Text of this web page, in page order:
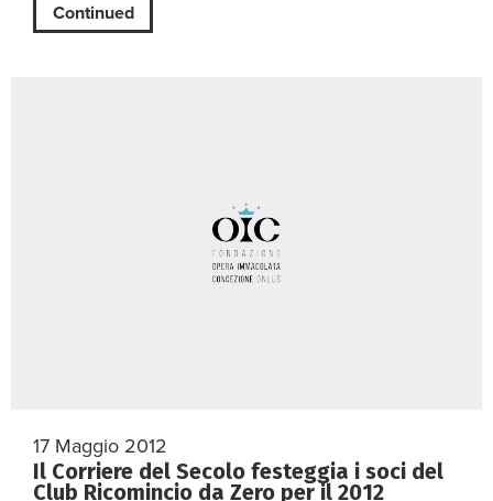
Continued
17 Maggio 2012
Il Corriere del Secolo festeggia i soci del
Club Ricomincio da Zero per il 2012